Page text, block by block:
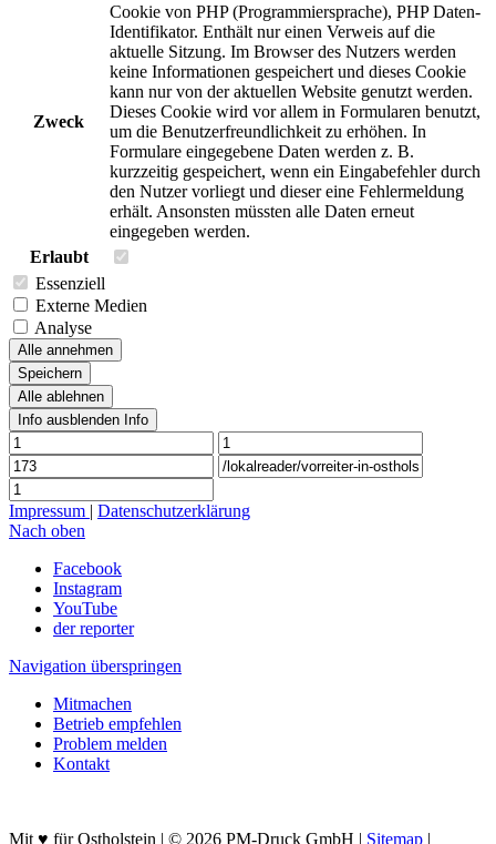
Zweck
Cookie von PHP (Programmiersprache), PHP Daten-
Identifikator. Enthält nur einen Verweis auf die
aktuelle Sitzung. Im Browser des Nutzers werden
keine Informationen gespeichert und dieses Cookie
kann nur von der aktuellen Website genutzt werden.
Dieses Cookie wird vor allem in Formularen benutzt,
um die Benutzerfreundlichkeit zu erhöhen. In
Formulare eingegebene Daten werden z. B.
kurzzeitig gespeichert, wenn ein Eingabefehler durch
den Nutzer vorliegt und dieser eine Fehlermeldung
erhält. Ansonsten müssten alle Daten erneut
eingegeben werden.
Erlaubt
Essenziell
Externe Medien
Analyse
Alle annehmen
Speichern
Alle ablehnen
Info ausblenden Info
Impressum | Datenschutzerklärung
Nach oben
Facebook
Instagram
YouTube
der reporter
Navigation überspringen
Mitmachen
Betrieb empfehlen
Problem melden
Kontakt
Mit ♥ für Ostholstein | © 2026 PM-Druck GmbH | Sitemap |